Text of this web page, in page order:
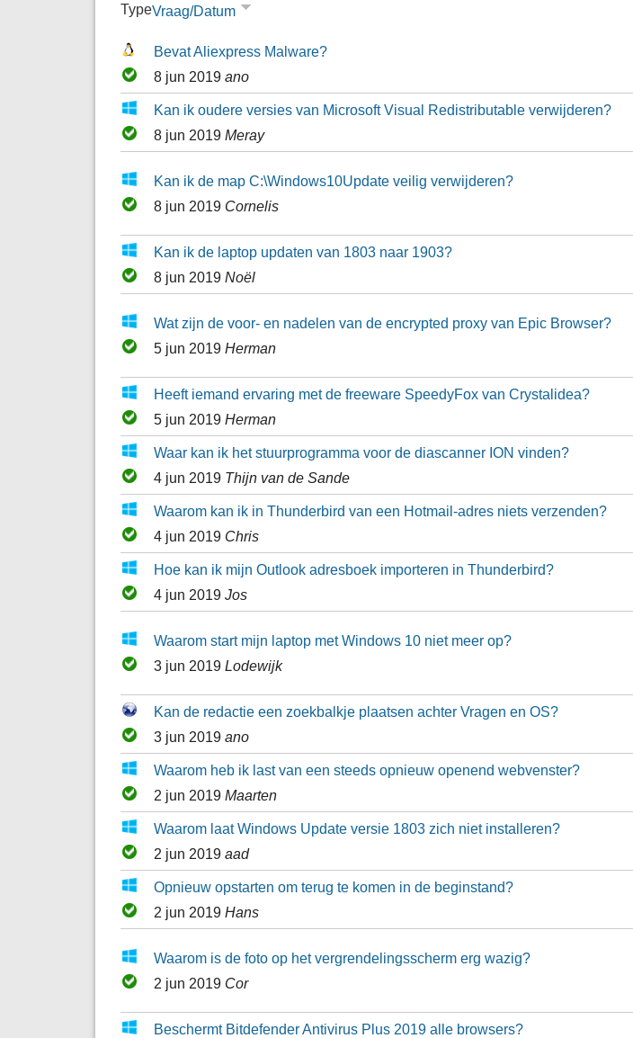
TypeVraag/Datum
Bevat Aliexpress Malware?
8 jun 2019 ano
Kan ik oudere versies van Microsoft Visual Redistributable verwijderen?
8 jun 2019 Meray
Kan ik de map C:\Windows10Update veilig verwijderen?
8 jun 2019 Cornelis
Kan ik de laptop updaten van 1803 naar 1903?
8 jun 2019 Noël
Wat zijn de voor- en nadelen van de encrypted proxy van Epic Browser?
5 jun 2019 Herman
Heeft iemand ervaring met de freeware SpeedyFox van Crystalidea?
5 jun 2019 Herman
Waar kan ik het stuurprogramma voor de diascanner ION vinden?
4 jun 2019 Thijn van de Sande
Waarom kan ik in Thunderbird van een Hotmail-adres niets verzenden?
4 jun 2019 Chris
Hoe kan ik mijn Outlook adresboek importeren in Thunderbird?
4 jun 2019 Jos
Waarom start mijn laptop met Windows 10 niet meer op?
3 jun 2019 Lodewijk
Kan de redactie een zoekbalkje plaatsen achter Vragen en OS?
3 jun 2019 ano
Waarom heb ik last van een steeds opnieuw openend webvenster?
2 jun 2019 Maarten
Waarom laat Windows Update versie 1803 zich niet installeren?
2 jun 2019 aad
Opnieuw opstarten om terug te komen in de beginstand?
2 jun 2019 Hans
Waarom is de foto op het vergrendelingsscherm erg wazig?
2 jun 2019 Cor
Beschermt Bitdefender Antivirus Plus 2019 alle browsers?